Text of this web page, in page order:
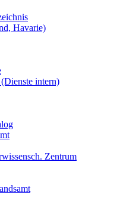
Havarie)
intern)
Zentrum